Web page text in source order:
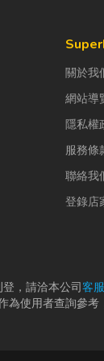
關於我
網站導
隱私權
服務條
聯絡我
登錄店
，請洽本公司客
為使用者查詢參考